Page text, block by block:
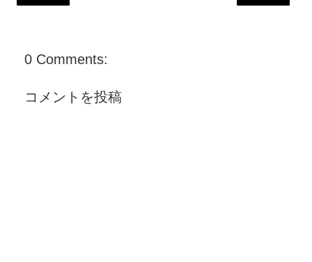
0 Comments:
コメントを投稿